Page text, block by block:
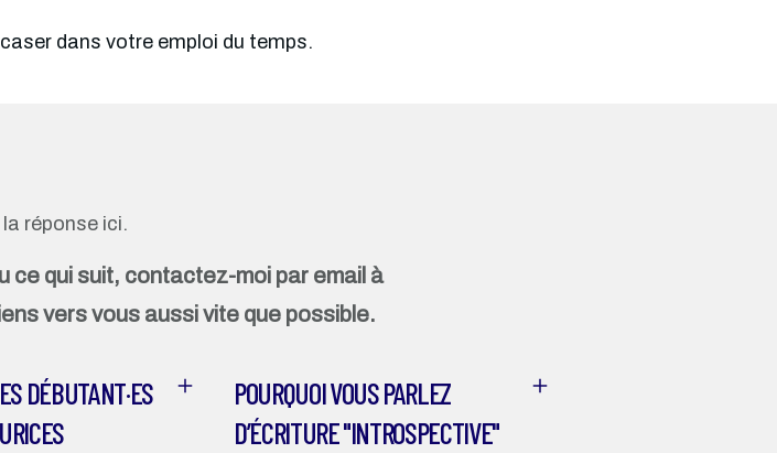
dans votre emploi du temps.
réponse ici.
ce qui suit, contactez-moi par email à
vers vous aussi vite que possible.
DÉBUTANT·ES
POURQUOI VOUS PARLEZ
D’ÉCRITURE "INTROSPECTIVE"